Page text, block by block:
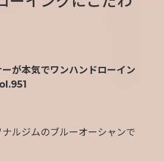
が本気でワンハンドローイン
ルジムのブルーオーシャンで